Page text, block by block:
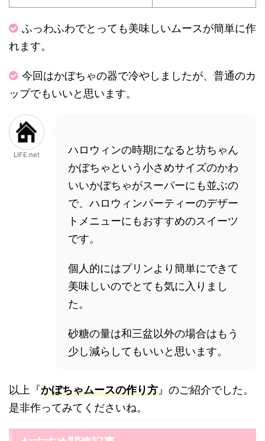
ふっわふわでとっても美味しいムースが簡単に作
れます。
今回はかぼちゃの器で冷やしましたが、普通のカ
ップでもいいと思います。
LIFE.net
ハロウィンの時期になると坊ちゃん
かぼちゃという小さめサイズのかわ
いいかぼちゃがスーパーにも並ぶの
で、ハロウィンパーティーのデザー
トメニューにもおすすめのスイーツ
です。
個人的にはプリンより簡単にできて
美味しいのでとても気に入りまし
た。
砂糖の量は和三盆以外の場合はもう
少し減らしてもいいと思います。
以上『かぼちゃムースの作り方 』のご紹介でした。
是非作ってみてくださいね。